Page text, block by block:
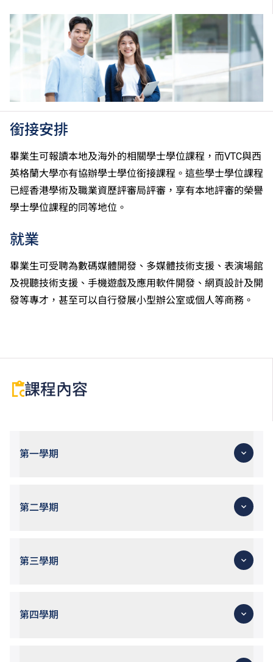
香港中學文憑考試科目成績達「第二級」／「第三
級」。 2025年或以後之法語／德語／西班牙語語言能
力水平達A2或以上、日語達N3或以上 及 韓語達TOPIK
II, 3級或以上，均被接受為一般入學條件中的五科之
一。2026年起，烏爾都語成績達E級或以上亦會被接
受。詳情請按
此處。
績，於申請入學時會被視為等同香港中學文憑考試科目
成績達「第二級」。
如五科香港中學文憑考試的其中一科為公民與社會發展
其他四個香港中學文憑考試科目（包括中國語文和英國
語文）取得第二級或以上成績。另外，數學科延伸部分
（單元一或單元二）第二級或以上成績亦被接受為一般
元二成績，於申請入學時只計算成績較佳的一個單元。
須達E級或以上（課程乙）／C級或以上（課程甲）。
適用於持中專教育文憑／職專文憑（於2017/18學年或
以前入讀的學生須完成指定升學單元）的畢業生。
個別評核。
銜接安排
畢業生可報讀本地及海外的相關學士學位課程，而VTC與西
英格蘭大學亦有協辦學士學位銜接課程。這些學士學位課程
已經香港學術及職業資歷評審局評審，享有本地評審的榮譽
學士學位課程的同等地位。
就業
畢業生可受聘為數碼媒體開發、多媒體技術支援、表演場館
及視聽技術支援、手機遊戲及應用軟件開發、網頁設計及開
發等專才，甚至可以自行發展小型辦公室或個人等商務。
課程內容
第一學期
第二學期
第三學期
第四學期